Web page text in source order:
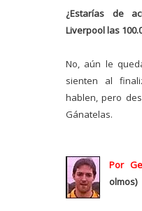
¿Estarías de
Liverpool las
No, aún le
sienten al
hablen, pero
Gánatelas.
Por
olmos)